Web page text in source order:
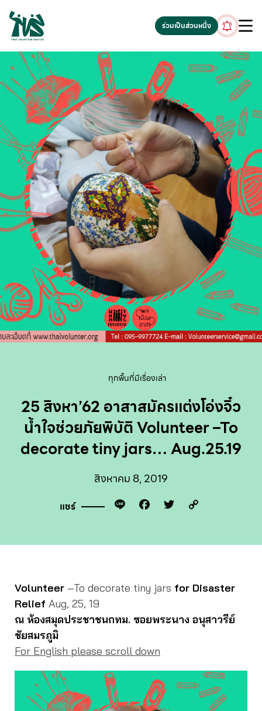
gv-5iuoxpem74qfjw.dv.googlehosted.com
ร่วมเป็นส่วนหนึ่ง
ทุกพื้นที่มีเรื่องเล่า
25 สิงหา’62 อาสาสมัครแต่งโอ่งจิ๋ว
น้ำใจช่วยภัยพิบัติ Volunteer –To
decorate tiny jars… Aug.25.19
สิงหาคม 8, 2019
แชร์ Line Facebook
Twitter
Volunteer –To decorate tiny jars for Disaster
Relief Aug, 25, 19
ณ ห้องสมุดประชาชนกทม. ซอยพระนาง อนุสาวรีย์
ชัยสมรภูมิ
For English please scroll down